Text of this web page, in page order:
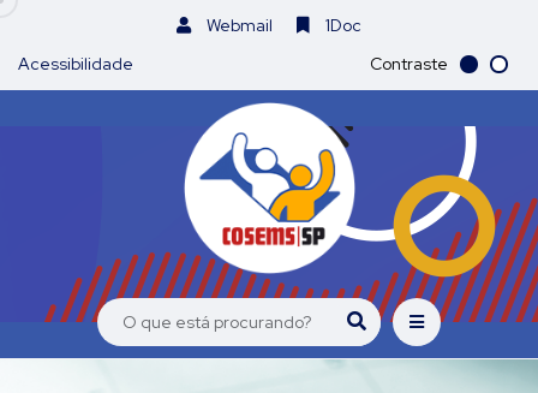
Webmail
1Doc
Acessibilidade
Contraste